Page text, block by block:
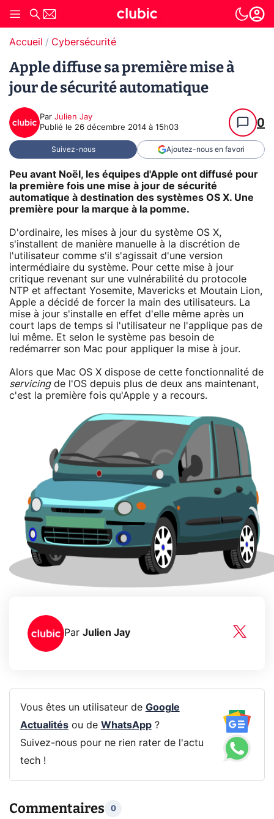
Accueil Cybersécurité
Apple diffuse sa première mise à
jour de sécurité automatique
Par Julien Jay
Publié le 26 décembre 2014 à 15h03 0
Suivez-nous Ajoutez-nous en favori
Peu avant Noël, les équipes d'Apple ont diffusé pour
la première fois une mise à jour de sécurité
automatique à destination des systèmes OS X. Une
première pour la marque à la pomme.
D'ordinaire, les mises à jour du système OS X,
s'installent de manière manuelle à la discrétion de
l'utilisateur comme s'il s'agissait d'une version
intermédiaire du système. Pour cette mise à jour
critique revenant sur une vulnérabilité du protocole
NTP et affectant Yosemite, Mavericks et Moutain Lion,
Apple a décidé de forcer la main des utilisateurs. La
mise à jour s'installe en effet d'elle même après un
court laps de temps si l'utilisateur ne l'applique pas de
lui même. Et selon le système pas besoin de
redémarrer son Mac pour appliquer la mise à jour.
Alors que Mac OS X dispose de cette fonctionnalité de
servicingde l'OS depuis plus de deux ans maintenant,
c'est la première fois qu'Apple y a recours.
Par Julien Jay
Vous êtes un utilisateur de Google
Actualitésou de WhatsApp?
Suivez-nous pour ne rien rater de l'actu
tech !
Commentaires 0